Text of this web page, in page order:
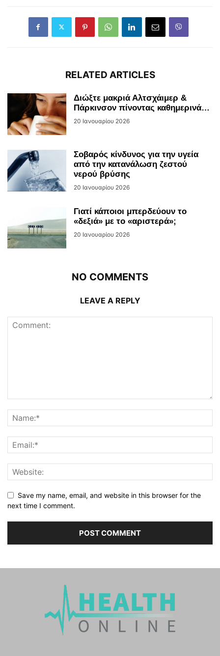
RELATED ARTICLES
Διώξτε μακριά Αλτσχάιμερ &
Πάρκινσον πίνοντας καθημερινά…
20 Ιανουαρίου 2026
Σοβαρός κίνδυνος για την υγεία
από την κατανάλωση ζεστού
νερού βρύσης
20 Ιανουαρίου 2026
Γιατί κάποιοι μπερδεύουν το
«δεξιά» με το «αριστερά»;
20 Ιανουαρίου 2026
NO COMMENTS
LEAVE A REPLY
Save my name, email, and website in this browser for the
next time I comment.